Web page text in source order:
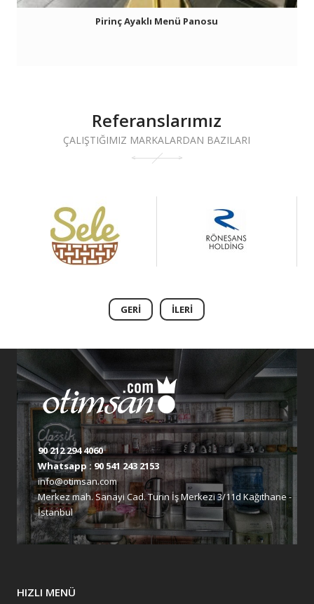
Pirinç Ayaklı Menü Panosu
Referanslarımız
ÇALIŞTIĞIMIZ MARKALARDAN BAZILARI
GERI İLERI
90 212 294 4060
Whatsapp : 90 541 243 2153
info@otimsan.com
Merkez mah. Sanayi Cad. Turin İş Merkezi 3/11d Kağıthane -
İstanbul
HIZLI MENÜ